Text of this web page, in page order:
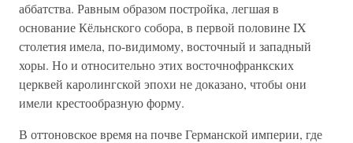
аббатства. Равным образом постройка, легшая в
основание Кёльнского собора, в первой половине IX
столетия имела, по-видимому, восточный и западный
хоры. Но и относительно этих восточнофранкских
церквей каролингской эпохи не доказано, чтобы они
имели крестообразную форму.
В оттоновское время на почве Германской империи, где